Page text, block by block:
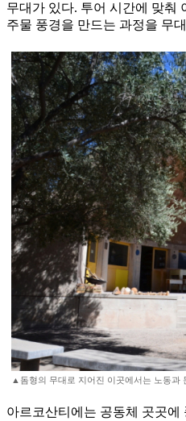
무대가 있다. 투어 시간에 맞춰
주물 풍경을 만드는 과정을 무
▲돔형의 무대로 지어진 이곳에서는 노동과
아르코산티에는 공동체 곳곳